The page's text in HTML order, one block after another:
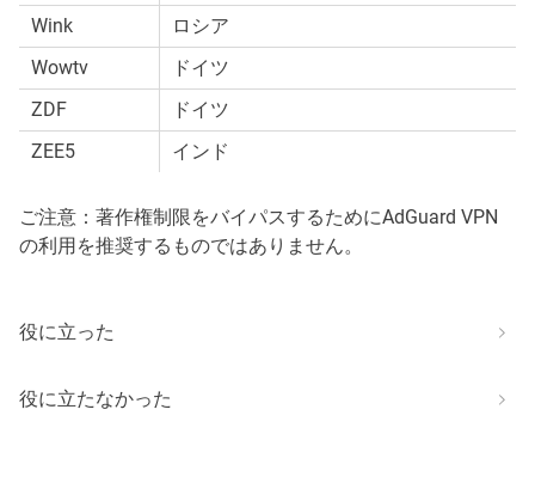
Wink
ロシア
Wowtv
ドイツ
ZDF
ドイツ
ZEE5
インド
ご注意：著作権制限をバイパスするためにAdGuard VPN
の利用を推奨するものではありません。
役に立った
役に立たなかった